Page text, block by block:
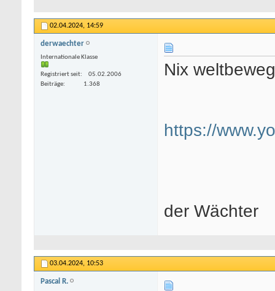
02.04.2024, 14:59
derwaechter
Internationale Klasse
Registriert seit
05.02.2006
Beiträge
1.368
Nix
https://
der Wächter
03.04.2024, 10:53
Pascal R.